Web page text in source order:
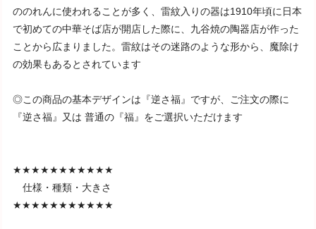
ののれんに使われることが多く、雷紋入りの器は1910年頃に日本
で初めての中華そば店が開店した際に、九谷焼の陶器店が作った
ことから広まりました。雷紋はその迷路のような形から、魔除け
の効果もあるとされています
◎この商品の基本デザインは『逆さ福』ですが、ご注文の際に
『逆さ福』又は 普通の『福』をご選択いただけます
★★★★★★★★★★★
仕様・種類・大きさ
★★★★★★★★★★★